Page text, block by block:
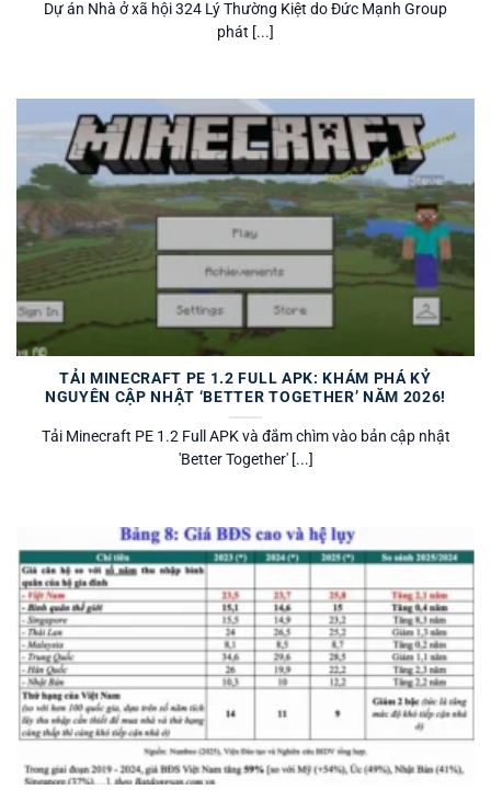
Dự án Nhà ở xã hội 324 Lý Thường Kiệt do Đức Mạnh Group
phát [...]
TẢI MINECRAFT PE 1.2 FULL APK: KHÁM PHÁ KỶ
NGUYÊN CẬP NHẬT ‘BETTER TOGETHER’ NĂM 2026!
Tải Minecraft PE 1.2 Full APK và đắm chìm vào bản cập nhật
'Better Together' [...]